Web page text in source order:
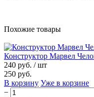
Похожие товары
Конструктор Марвел
240 руб. / шт
250 руб.
В корзину Уже в корзине
−